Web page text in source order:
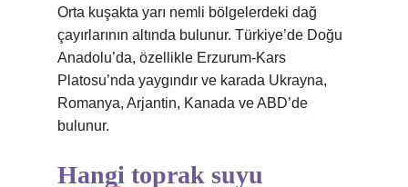
Orta kuşakta yarı nemli bölgelerdeki dağ
çayırlarının altında bulunur. Türkiye’de Doğu
Anadolu’da, özellikle Erzurum-Kars
Platosu’nda yaygındır ve karada Ukrayna,
Romanya, Arjantin, Kanada ve ABD’de
bulunur.
Hangi toprak suyu